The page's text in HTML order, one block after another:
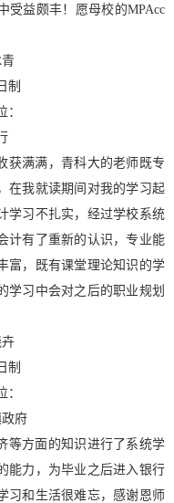
受益颇丰！愿母校的MPAcc
制
：
获满满，青科大的老师既专
在我就读期间对我的学习起
学习不扎实，经过学校系统
计有了重新的认识，专业能
富，既有课堂理论知识的学
学习中会对之后的职业规划
制
：
府
等方面的知识进行了系统学
能力，为毕业之后进入银行
习和生活很难忘，感谢恩师